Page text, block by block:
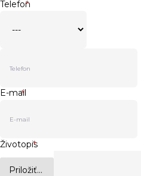
Telefon
*
E-mail
*
Životopis
*
Priložiť...